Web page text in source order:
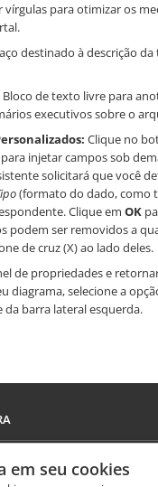
vírgulas para otimizar os
destinado à descrição
Bloco de texto livre para
executivos sobre o
Clique no
para injetar campos sob
solicitará que você
(formato do dado, como
Clique em OK
podem ser removidos a
de cruz (X) ao lado deles.
de propriedades e
diagrama, selecione a
da barra lateral esquerda.
em seu cookies